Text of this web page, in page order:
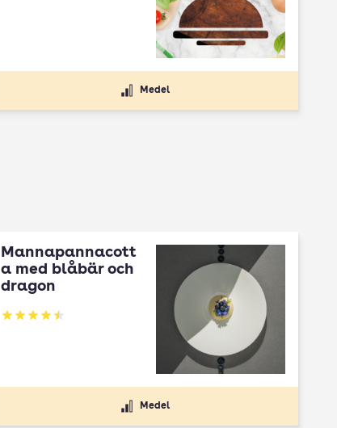
Medel
Mannapannacott
a med blåbär och
dragon
Betyg: 4.5 av 5
Medel